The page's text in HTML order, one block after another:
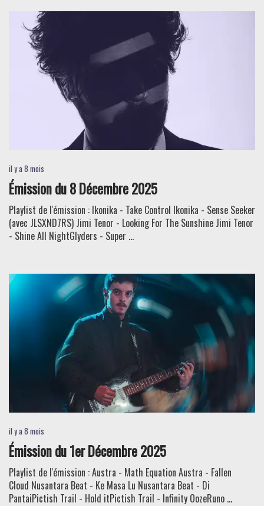
il y a 8 mois
Émission du 8 Décembre 2025
Playlist de l'émission : Ikonika - Take Control Ikonika - Sense Seeker
(avec JLSXND7RS) Jimi Tenor - Looking For The Sunshine Jimi Tenor
- Shine All NightGlyders - Super ...
il y a 8 mois
Émission du 1er Décembre 2025
Playlist de l'émission : Austra - Math Equation Austra - Fallen
Cloud Nusantara Beat - Ke Masa Lu Nusantara Beat - Di
PantaiPictish Trail - Hold itPictish Trail - Infinity OozeRuno ...